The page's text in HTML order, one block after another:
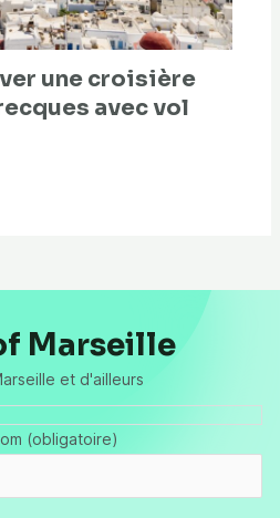
une croisière
avec vol
Marseille
et d'ailleurs
(obligatoire)